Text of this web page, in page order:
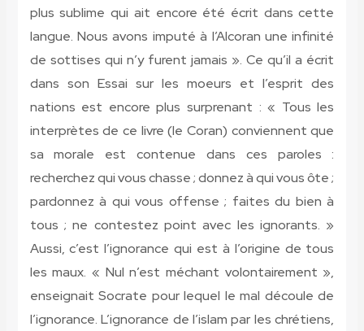
plus sublime qui ait encore été écrit dans cette
langue. Nous avons imputé à l’Alcoran une infinité
de sottises qui n’y furent jamais ». Ce qu’il a écrit
dans son Essai sur les moeurs et l’esprit des
nations est encore plus surprenant : « Tous les
interprètes de ce livre (le Coran) conviennent que
sa morale est contenue dans ces paroles :
recherchez qui vous chasse ; donnez à qui vous ôte ;
pardonnez à qui vous offense ; faites du bien à
tous ; ne contestez point avec les ignorants. »
Aussi, c’est l’ignorance qui est à l’origine de tous
les maux. « Nul n’est méchant volontairement »,
enseignait Socrate pour lequel le mal découle de
l’ignorance. L’ignorance de l’islam par les chrétiens,